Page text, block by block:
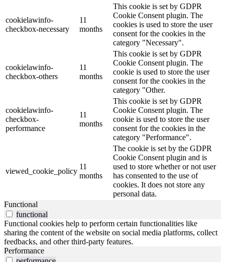
cookielawinfo-
checkbox-necessary
11
months
This cookie is set by GDPR
Cookie Consent plugin. The
cookies is used to store the user
consent for the cookies in the
category "Necessary".
cookielawinfo-
checkbox-others
11
months
This cookie is set by GDPR
Cookie Consent plugin. The
cookie is used to store the user
consent for the cookies in the
category "Other.
cookielawinfo-
checkbox-
performance
11
months
This cookie is set by GDPR
Cookie Consent plugin. The
cookie is used to store the user
consent for the cookies in the
category "Performance".
viewed_cookie_policy
11
months
The cookie is set by the GDPR
Cookie Consent plugin and is
used to store whether or not user
has consented to the use of
cookies. It does not store any
personal data.
Functional
functional
Functional cookies help to perform certain functionalities like
sharing the content of the website on social media platforms, collect
feedbacks, and other third-party features.
Performance